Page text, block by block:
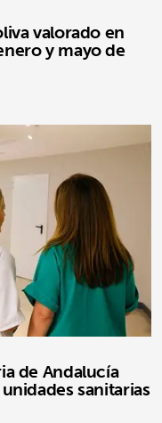
valorado en
y mayo de
de Andalucía
sanitarias